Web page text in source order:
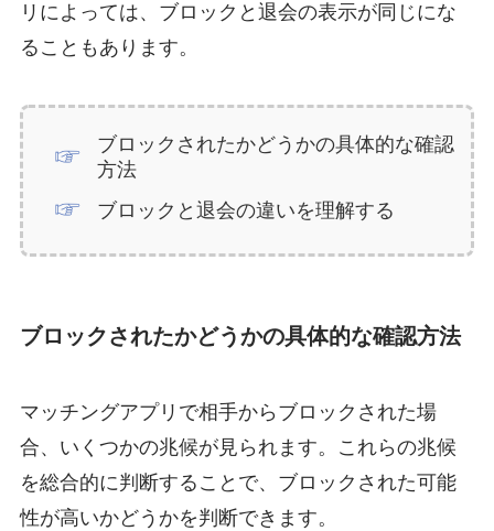
リによっては、ブロックと退会の表示が同じにな
ることもあります。
ブロックされたかどうかの具体的な確認
方法
ブロックと退会の違いを理解する
ブロックされたかどうかの具体的な確認方法
マッチングアプリで相手からブロックされた場
合、いくつかの兆候が見られます。これらの兆候
を総合的に判断することで、ブロックされた可能
性が高いかどうかを判断できます。